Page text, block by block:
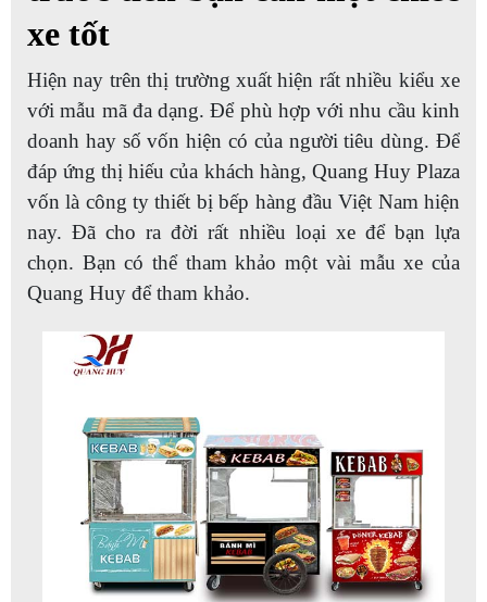
xe tốt
Hiện nay trên thị trường xuất hiện rất nhiều kiểu xe
với mẫu mã đa dạng. Để phù hợp với nhu cầu kinh
doanh hay số vốn hiện có của người tiêu dùng. Để
đáp ứng thị hiếu của khách hàng, Quang Huy Plaza
vốn là công ty thiết bị bếp hàng đầu Việt Nam hiện
nay. Đã cho ra đời rất nhiều loại xe để bạn lựa
chọn. Bạn có thể tham khảo một vài mẫu xe của
Quang Huy để tham khảo.